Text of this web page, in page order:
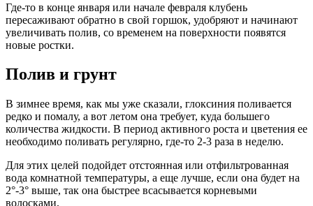
Где-то в конце января или начале февраля клубень
пересаживают обратно в свой горшок, удобряют и начинают
увеличивать полив, со временем на поверхности появятся
новые ростки.
Полив и грунт
В зимнее время, как мы уже сказали, глоксиния поливается
редко и помалу, а вот летом она требует, куда большего
количества жидкости. В период активного роста и цветения ее
необходимо поливать регулярно, где-то 2-3 раза в неделю.
Для этих целей подойдет отстоянная или отфильтрованная
вода комнатной температуры, а еще лучше, если она будет на
2°-3° выше, так она быстрее всасывается корневыми
волосками.